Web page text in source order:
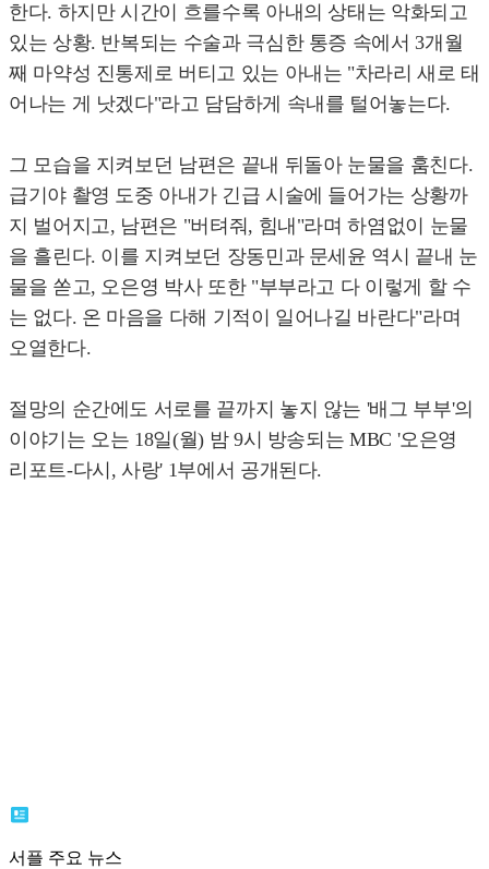
한다. 하지만 시간이 흐를수록 아내의 상태는 악화되고
있는 상황. 반복되는 수술과 극심한 통증 속에서 3개월
째 마약성 진통제로 버티고 있는 아내는 "차라리 새로 태
어나는 게 낫겠다"라고 담담하게 속내를 털어놓는다.
그 모습을 지켜보던 남편은 끝내 뒤돌아 눈물을 훔친다.
급기야 촬영 도중 아내가 긴급 시술에 들어가는 상황까
지 벌어지고, 남편은 "버텨줘, 힘내"라며 하염없이 눈물
을 흘린다. 이를 지켜보던 장동민과 문세윤 역시 끝내 눈
물을 쏟고, 오은영 박사 또한 "부부라고 다 이렇게 할 수
는 없다. 온 마음을 다해 기적이 일어나길 바란다"라며
오열한다.
절망의 순간에도 서로를 끝까지 놓지 않는 '배그 부부'의
이야기는 오는 18일(월) 밤 9시 방송되는 MBC '오은영
리포트-다시, 사랑' 1부에서 공개된다.
서플 주요 뉴스